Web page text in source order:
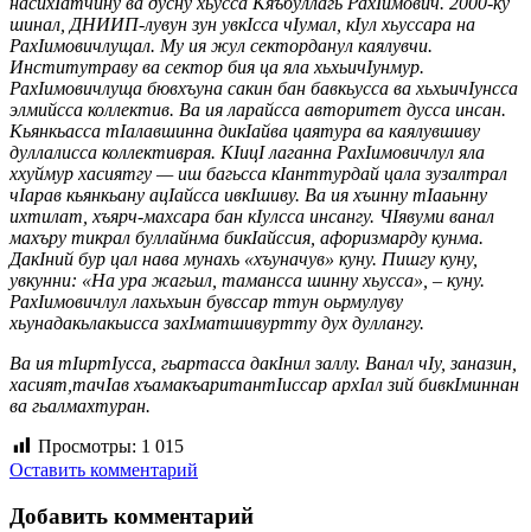
шинал, ДНИИП-лувун зун увкIсса чIумал, кIул хьуссара на
РахIимовичлущал. Му ия жул секторданул каялувчи.
Институтраву ва сектор бия ца яла хьхьичIунмур.
РахIимовичлуща бювхъуна сакин бан бавкьусса ва хьхьичIунсса
элмийсса коллектив. Ва ия ларайсса авторитет дусса инсан.
Кьянкьасса тIалавшинна дикIайва цаятура ва каялувшиву
дуллалисса коллективрая. КIицI лаганна РахIимовичлул яла
ххуймур хасиятгу — иш багьсса кIанттурдай цала зузалтрал
чIарав кьянкьану ацIайсса ивкIшиву. Ва ия хъинну тIааьнну
ихтилат, хъярч-махсара бан кIулсса инсангу. ЧIявуми ванал
махъру тикрал буллайнма бикIайссия, афоризмарду кунма.
ДакIний бур цал нава мунахь «хъуначув» куну. Пишгу куну,
увкунни: «На ура жагьил, тамансса шинну хьусса», – куну.
РахIимовичлул лахьхьин бувссар ттун оьрмулуву
хьунадакьлакьисса захIматшивуртту дух дуллангу.
Ва ия тIиртIусса, гьартасса дакIнил заллу. Ванал чIу, заназин,
хасият,тачIав хъамакъаритантIиссар архIал зий бивкIминнан
ва гьалмахтуран.
Просмотры: 1 015
Оставить комментарий
Добавить комментарий